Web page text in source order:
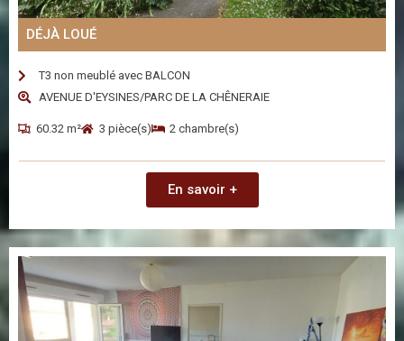
DÉJÀ LOUÉ
T3 non meublé avec BALCON
AVENUE D'EYSINES/PARC DE LA CHÊNERAIE
60.32 m² 3 pièce(s) 2 chambre(s)
En savoir +